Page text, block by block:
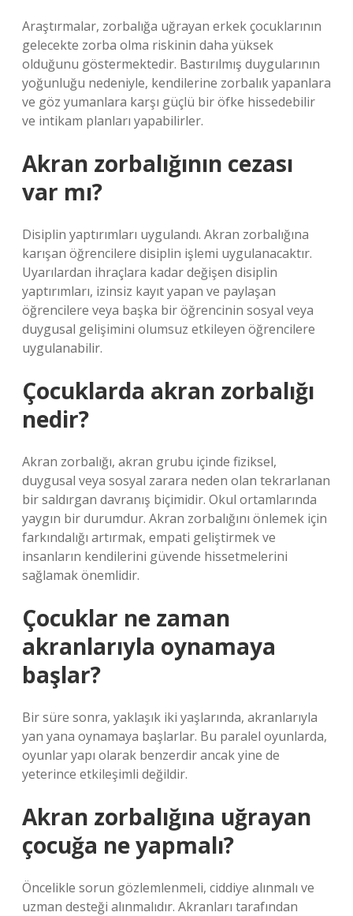
Araştırmalar, zorbalığa uğrayan erkek çocuklarının
gelecekte zorba olma riskinin daha yüksek
olduğunu göstermektedir. Bastırılmış duygularının
yoğunluğu nedeniyle, kendilerine zorbalık yapanlara
ve göz yumanlara karşı güçlü bir öfke hissedebilir
ve intikam planları yapabilirler.
Akran zorbalığının cezası
var mı?
Disiplin yaptırımları uygulandı. Akran zorbalığına
karışan öğrencilere disiplin işlemi uygulanacaktır.
Uyarılardan ihraçlara kadar değişen disiplin
yaptırımları, izinsiz kayıt yapan ve paylaşan
öğrencilere veya başka bir öğrencinin sosyal veya
duygusal gelişimini olumsuz etkileyen öğrencilere
uygulanabilir.
Çocuklarda akran zorbalığı
nedir?
Akran zorbalığı, akran grubu içinde fiziksel,
duygusal veya sosyal zarara neden olan tekrarlanan
bir saldırgan davranış biçimidir. Okul ortamlarında
yaygın bir durumdur. Akran zorbalığını önlemek için
farkındalığı artırmak, empati geliştirmek ve
insanların kendilerini güvende hissetmelerini
sağlamak önemlidir.
Çocuklar ne zaman
akranlarıyla oynamaya
başlar?
Bir süre sonra, yaklaşık iki yaşlarında, akranlarıyla
yan yana oynamaya başlarlar. Bu paralel oyunlarda,
oyunlar yapı olarak benzerdir ancak yine de
yeterince etkileşimli değildir.
Akran zorbalığına uğrayan
çocuğa ne yapmalı?
Öncelikle sorun gözlemlenmeli, ciddiye alınmalı ve
uzman desteği alınmalıdır. Akranları tarafından